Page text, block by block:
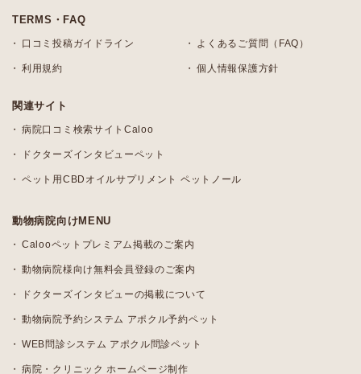
TERMS・FAQ
口コミ投稿ガイドライン よくあるご質問（FAQ）
利用規約 個人情報保護方針
関連サイト
病院口コミ検索サイトCaloo
ドクターズインタビューペット
ペット用CBDオイルサプリメント ペットノール
動物病院向けMENU
Calooペットプレミアム掲載のご案内
動物病院様向け無料会員登録のご案内
ドクターズインタビューの掲載について
動物病院予約システム アポクル予約ペット
WEB問診システム アポクル問診ペット
病院・クリニック ホームページ制作